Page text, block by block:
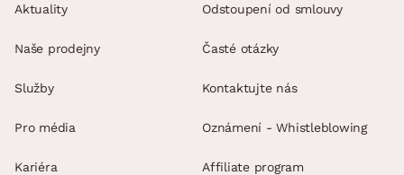
Aktuality
Naše prodejny
Služby
Pro média
Kariéra
Odstoupení od smlouvy
Časté otázky
Kontaktujte nás
Oznámení - Whistleblowing
Affiliate program